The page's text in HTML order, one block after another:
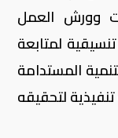
وورش العمل
لمتابعة
المستدامة
لتحقيقه